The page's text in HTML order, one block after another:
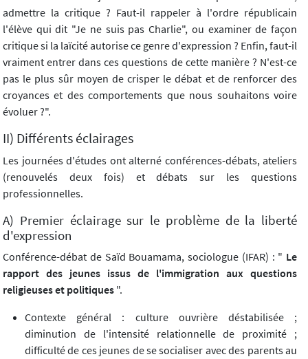
admettre la critique ? Faut-il rappeler à l'ordre républicain
l'élève qui dit "Je ne suis pas Charlie", ou examiner de façon
critique si la laïcité autorise ce genre d'expression ? Enfin, faut-il
vraiment entrer dans ces questions de cette manière ? N'est-ce
pas le plus sûr moyen de crisper le débat et de renforcer des
croyances et des comportements que nous souhaitons voire
évoluer ?".
II) Différents éclairages
Les journées d'études ont alterné conférences-débats, ateliers
(renouvelés deux fois) et débats sur les questions
professionnelles.
A) Premier éclairage sur le problème de la liberté
d'expression
Conférence-débat de Saïd Bouamama, sociologue (IFAR) : " Le
rapport des jeunes issus de l'immigration aux questions
religieuses et politiques ".
Contexte général : culture ouvrière déstabilisée ;
diminution de l'intensité relationnelle de proximité ;
difficulté de ces jeunes de se socialiser avec des parents au